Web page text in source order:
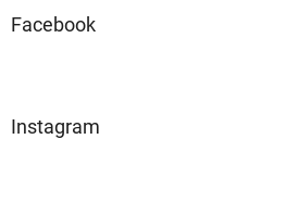
Facebook
Instagram